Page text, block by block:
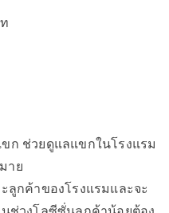
ก ช่วยดูแลแขกในโรงแรม
าย
ลูกค้าของโรงแรมและจะ